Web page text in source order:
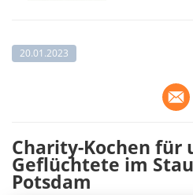
20.01.2023
Charity-Kochen für
Geflüchtete im
Potsdam